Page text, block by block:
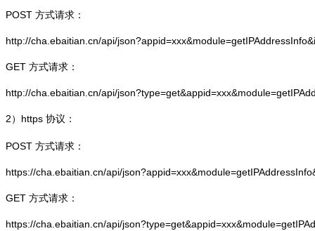
POST 方式请求：
http://cha.ebaitian.cn/api/
GET 方式请求：
http://cha.ebaitian.cn/api/
2） https 协议：
POST 方式请求：
https://cha.ebaitian.cn/api/
GET 方式请求：
https://cha.ebaitian.cn/api/